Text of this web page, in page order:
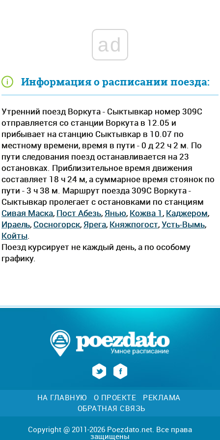
Информация о расписании поезда:
Утренний поезд Воркута - Сыктывкар номер 309С
отправляется со станции Воркута в 12.05 и
прибывает на станцию Сыктывкар в 10.07 по
местному времени, время в пути - 0 д 22 ч 2 м. По
пути следования поезд останавливается на 23
остановках. Приблизительное время движения
составляет 18 ч 24 м, а суммарное время стоянок по
пути - 3 ч 38 м. Маршрут поезда 309С Воркута -
Сыктывкар пролегает c остановками по станциям
Сивая Маска, Пост Абезь, Янью, Кожва 1 , Каджером,
Ираель, Сосногорск, Ярега, Княжпогост,Усть-Вымь,
Койты
Поезд курсирует не каждый день, а по особому
графику.
ad
НА ГЛАВНУЮ О ПРОЕКТЕ
РЕКЛАМА
ОБРАТНАЯ СВЯЗЬ
Copyright @ 2011-2026 Poezdato.net. Все права
защищены